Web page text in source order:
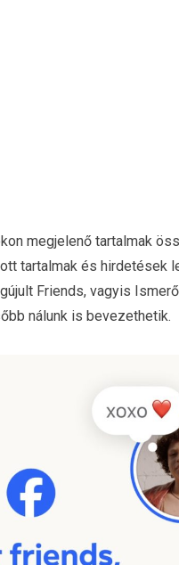
megjelenő tartalmak
tartalmak és hirdetések
Friends, vagyis
nálunk is bevezethetik.